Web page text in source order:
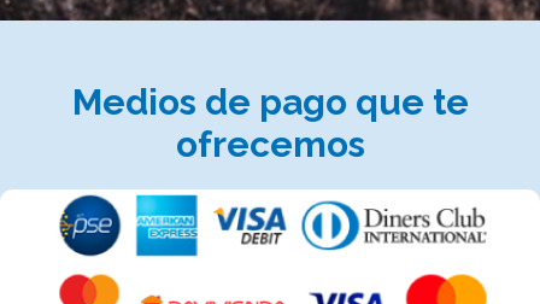
Medios de pago que te
ofrecemos